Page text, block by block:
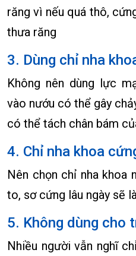
răng vì nếu quá thô,
thưa răng
3. Dùng chỉ nha
Không nên dùng lực
vào nướu có thể gây
có thể tách chân bám
4. Chỉ nha khoa
Nên chọn chỉ nha khoa
to, sơ cứng lâu ngày sẽ
5. Không dùng cho
Nhiều người vẫn nghĩ